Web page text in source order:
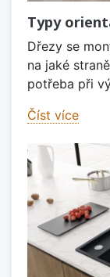
Typy
Dřezy se
na jaké
potřeba při
Číst více